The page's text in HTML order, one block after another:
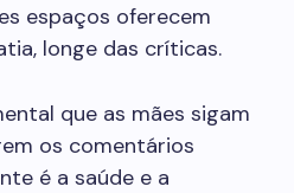
espaços oferecem
longe das críticas.
que as mães sigam
os comentários
é a saúde e a